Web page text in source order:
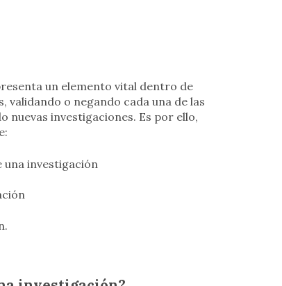
un elemento vital dentro de
validando o negando cada una de las
nuevas investigaciones. Es por ello,
una investigación